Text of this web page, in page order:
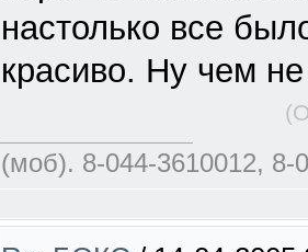
настолько все
красиво. Ну чем
(моб). 8-044-3610012, 8-